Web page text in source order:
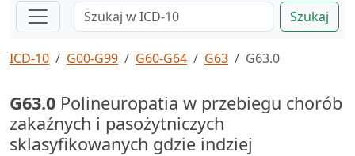
Szukaj
ICD-10 G00-G99 G60-G64 G63 G63.0
G63.0 Polineuropatia w przebiegu chorób
zakaźnych i pasożytniczych
sklasyfikowanych gdzie indziej